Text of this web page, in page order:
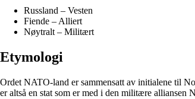
Russland – Vesten
Fiende – Alliert
Nøytralt – Militært
Etymologi
Ordet NATO-land er sammensatt av initialene til
er altså en stat som er med i den militære alliansen